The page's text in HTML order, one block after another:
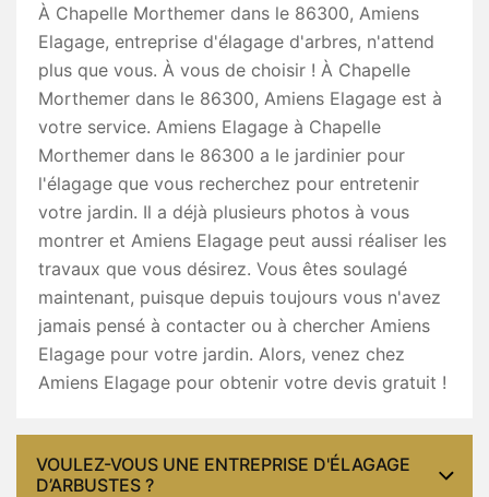
À Chapelle Morthemer dans le 86300, Amiens
Elagage, entreprise d'élagage d'arbres, n'attend
plus que vous. À vous de choisir ! À Chapelle
Morthemer dans le 86300, Amiens Elagage est à
votre service. Amiens Elagage à Chapelle
Morthemer dans le 86300 a le jardinier pour
l'élagage que vous recherchez pour entretenir
votre jardin. Il a déjà plusieurs photos à vous
montrer et Amiens Elagage peut aussi réaliser les
travaux que vous désirez. Vous êtes soulagé
maintenant, puisque depuis toujours vous n'avez
jamais pensé à contacter ou à chercher Amiens
Elagage pour votre jardin. Alors, venez chez
Amiens Elagage pour obtenir votre devis gratuit !
VOULEZ-VOUS UNE ENTREPRISE D'ÉLAGAGE
D’ARBUSTES ?